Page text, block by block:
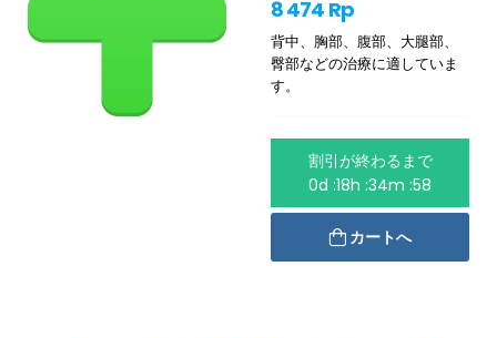
8 474 Rp
背中、胸部、腹部、大腿部、
臀部などの治療に適していま
す。
割引が終わるまで
0d :18h :34m :58
カートへ